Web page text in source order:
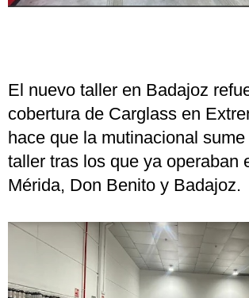
El nuevo taller en Badajoz
cobertura de Carglass en
hace que la mutinacional
taller tras los que ya operaban
Mérida, Don Benito y Badajoz.